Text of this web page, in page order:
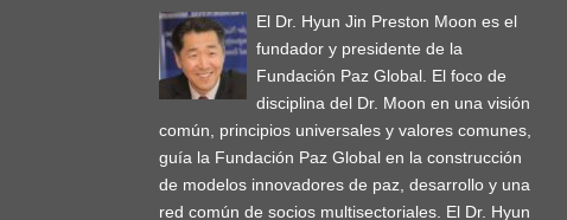
El Dr. Hyun Jin Preston Moon es el
fundador y presidente de la
Fundación Paz Global. El foco de
disciplina del Dr. Moon en una visión
común, principios universales y valores comunes,
guía la Fundación Paz Global en la construcción
de modelos innovadores de paz, desarrollo y una
red común de socios multisectoriales. El Dr. Hyun